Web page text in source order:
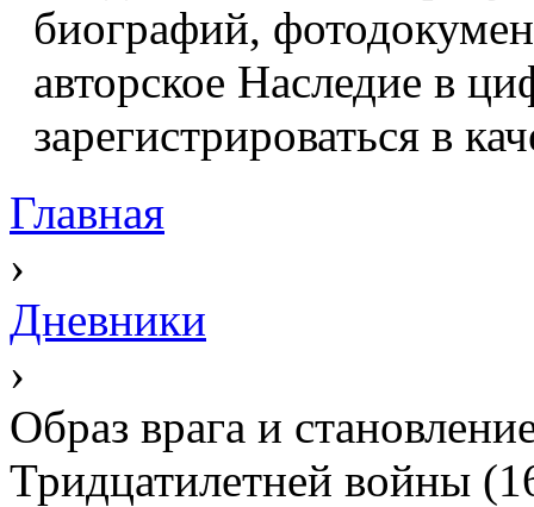
биографий,
авторское Наследие в
зарегистрироваться в
Главная
›
Дневники
›
Образ врага и
Тридцатилетней войны